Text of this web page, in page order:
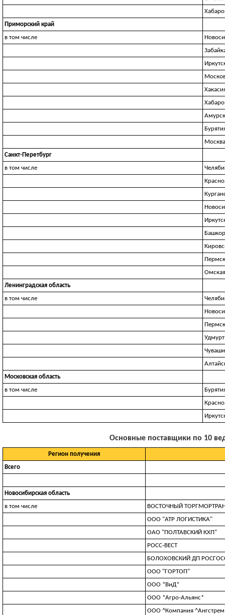
Приморский край
в том числе
Москва
Санкт-Перетбург
в том числе
Ленинградская область
в том числе
Московская область
в том числе
Основные поставщики по 10
Регион получения
Всего
Новосибирская область
в том числе
ВОСТОЧНЫЙ
ООО "АТР ЛОГИСТИКА"
ОАО "ПОЛТАВСКИЙ КХП"
РОСС-ВЕСТ
БОЛОХОВСКИЙ ДП
ООО "ГОРТОП"
ООО *ВиД*
ООО *Агро-Альянс*
ООО ^Компания ^Ангстрем